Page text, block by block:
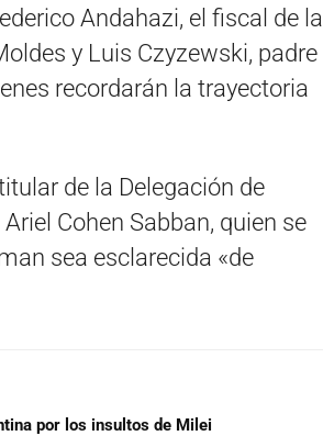
Andahazi, el fiscal de la
y Luis Czyzewski, padre
recordarán la trayectoria
de la Delegación de
Cohen Sabban, quien se
sea esclarecida «de
por los insultos de Milei